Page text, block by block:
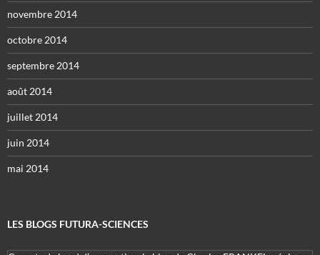
novembre 2014
octobre 2014
septembre 2014
août 2014
juillet 2014
juin 2014
mai 2014
LES BLOGS FUTURA-SCIENCES